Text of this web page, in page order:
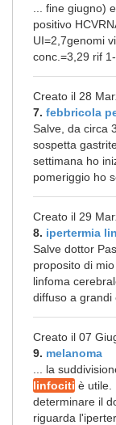
... fine giugno)
positivo
UI=2,7genomi
conc.=3,29 rif 1-
Creato il 28
7. febbricola
Salve, da circa
sospetta
settimana ho
pomeriggio ho
Creato il 29
8. ipertermia
Salve dottor
proposito di
linfoma
diffuso a grandi
Creato il 07
9. melanoma
... la
linfociti è utile.
determinare il
riguarda